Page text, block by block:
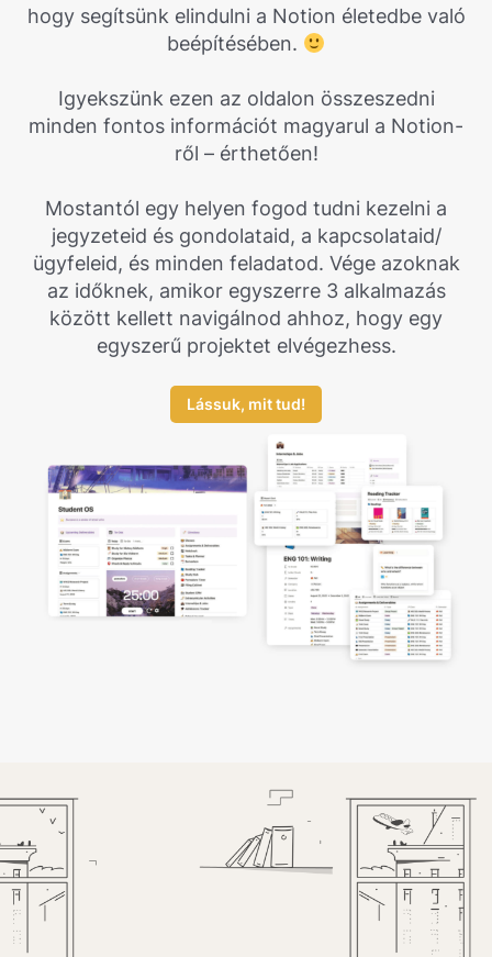
hogy segítsünk elindulni a Notion életedbe való
beépítésében.
Igyekszünk ezen az oldalon összeszedni
minden fontos információt magyarul a Notion-
ről – érthetően!
Mostantól egy helyen fogod tudni kezelni a
jegyzeteid és gondolataid, a kapcsolataid/
ügyfeleid, és minden feladatod. Vége azoknak
az időknek, amikor egyszerre 3 alkalmazás
között kellett navigálnod ahhoz, hogy egy
egyszerű projektet elvégezhess.
Lássuk, mit tud!